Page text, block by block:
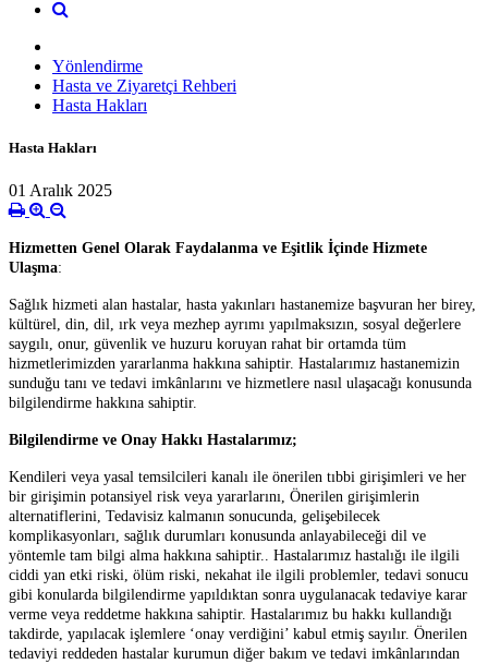
Yönlendirme
Hasta ve Ziyaretçi Rehberi
Hasta Hakları
Hasta Hakları
01 Aralık 2025
Hizmetten Genel Olarak Faydalanma ve Eşitlik İçinde Hizmete
Ulaşma:
Sağlık hizmeti alan hastalar, hasta yakınları hastanemize başvuran her birey,
kültürel, din, dil, ırk veya mezhep ayrımı yapılmaksızın, sosyal değerlere
saygılı, onur, güvenlik ve huzuru koruyan rahat bir ortamda tüm
hizmetlerimizden yararlanma hakkına sahiptir. Hastalarımız hastanemizin
sunduğu tanı ve tedavi imkânlarını ve hizmetlere nasıl ulaşacağı konusunda
bilgilendirme hakkına sahiptir.
Bilgilendirme ve Onay Hakkı Hastalarımız;
Kendileri veya yasal temsilcileri kanalı ile önerilen tıbbi girişimleri ve her
bir girişimin potansiyel risk veya yararlarını, Önerilen girişimlerin
alternatiflerini, Tedavisiz kalmanın sonucunda, gelişebilecek
komplikasyonları, sağlık durumları konusunda anlayabileceği dil ve
yöntemle tam bilgi alma hakkına sahiptir.. Hastalarımız hastalığı ile ilgili
ciddi yan etki riski, ölüm riski, nekahat ile ilgili problemler, tedavi sonucu
gibi konularda bilgilendirme yapıldıktan sonra uygulanacak tedaviye karar
verme veya reddetme hakkına sahiptir. Hastalarımız bu hakkı kullandığı
takdirde, yapılacak işlemlere ‘onay verdiğini’ kabul etmiş sayılır. Önerilen
tedaviyi reddeden hastalar kurumun diğer bakım ve tedavi imkânlarından